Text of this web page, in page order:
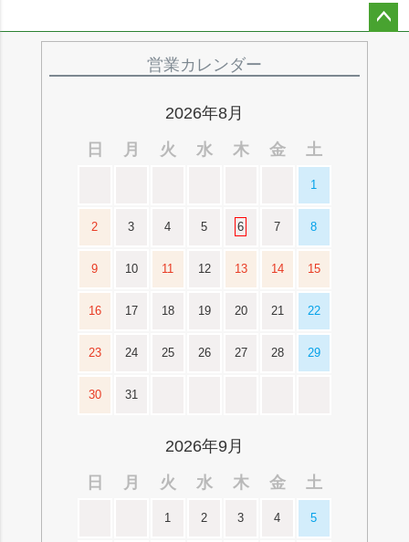
営業カレンダー
2026年8月
日
月 火 水 木 金 土
1
2 3 4 5 6 7 8
9 10 11 12 13 14 15
16 17 18 19 20 21 22
23 24 25 26 27 28 29
30 31
2026年9月
日
月 火 水 木 金 土
1 2 3 4 5